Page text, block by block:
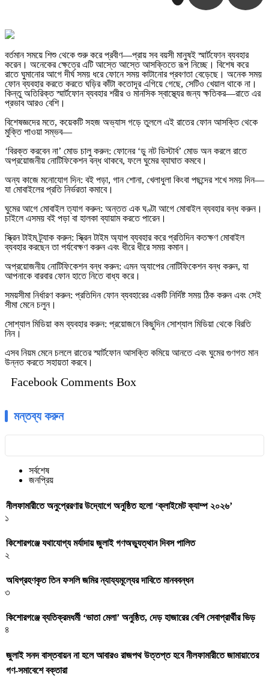
বর্তমান সময়ে শিশু থেকে শুরু করে প্রবীণ—প্রায় সব বয়সী মানুষই স্মার্টফোন ব্যবহার
করেন। অনেকের ক্ষেত্রে এটি আস্তে আস্তে আসক্তিতে রূপ নিচ্ছে। বিশেষ করে
রাতে ঘুমানোর আগে দীর্ঘ সময় ধরে ফোনে সময় কাটানোর প্রবণতা বেড়েছে। অনেক সময়
ফোন ব্যবহার করতে করতে ঘড়ির কাঁটা কতোদূর এগিয়ে গেছে, সেটিও খেয়াল থাকে না।
কিন্তু অতিরিক্ত স্মার্টফোন ব্যবহার শরীর ও মানসিক স্বাস্থ্যের জন্য ক্ষতিকর—রাতে এর
প্রভাব আরও বেশি।
বিশেষজ্ঞদের মতে, কয়েকটি সহজ অভ্যাস গড়ে তুললে এই রাতের ফোন আসক্তি থেকে
মুক্তি পাওয়া সম্ভব—
‘বিরক্ত করবেন না’ মোড চালু করুন: ফোনের ‘ডু নট ডিস্টার্ব’ মোড অন করলে রাতে
অপ্রয়োজনীয় নোটিফিকেশন বন্ধ থাকবে, ফলে ঘুমের ব্যাঘাত কমবে।
অন্য কাজে মনোযোগ দিন: বই পড়া, গান শোনা, খেলাধুলা কিংবা পছন্দের শখে সময় দিন—
যা মোবাইলের প্রতি নির্ভরতা কমাবে।
ঘুমের আগে মোবাইল ত্যাগ করুন: অন্তত এক ঘণ্টা আগে মোবাইল ব্যবহার বন্ধ করুন।
চাইলে এসময় বই পড়া বা হালকা ব্যায়াম করতে পারেন।
স্ক্রিন টাইম ট্র্যাক করুন: স্ক্রিন টাইম অ্যাপ ব্যবহার করে প্রতিদিন কতক্ষণ মোবাইল
ব্যবহার করছেন তা পর্যবেক্ষণ করুন এবং ধীরে ধীরে সময় কমান।
অপ্রয়োজনীয় নোটিফিকেশন বন্ধ করুন: এমন অ্যাপের নোটিফিকেশন বন্ধ করুন, যা
আপনাকে বারবার ফোন হাতে নিতে বাধ্য করে।
সময়সীমা নির্ধারণ করুন: প্রতিদিন ফোন ব্যবহারের একটি নির্দিষ্ট সময় ঠিক করুন এবং সেই
সীমা মেনে চলুন।
সোশ্যাল মিডিয়া কম ব্যবহার করুন: প্রয়োজনে কিছুদিন সোশ্যাল মিডিয়া থেকে বিরতি
নিন।
এসব নিয়ম মেনে চললে রাতের স্মার্টফোন আসক্তি কমিয়ে আনতে এবং ঘুমের গুণগত মান
উন্নত করতে সহায়তা করবে।
Facebook Comments Box
মন্তব্য করুন
সর্বশেষ
জনপ্রিয়
নীলফামারীতে অনুপ্রেরণার উদ্যোগে অনুষ্ঠিত হলো ‘ক্লাইমেট ক্যাম্প ২০২৬’
১
কিশোরগঞ্জে যথাযোগ্য মর্যাদায় জুলাই গণঅভ্যুত্থান দিবস পালিত
২
অধিগ্রহণকৃত তিন ফসলি জমির ন্যায্যমূল্যের দাবিতে মানববন্ধন
৩
কিশোরগঞ্জে ব্যতিক্রমধর্মী ‘ভাতা মেলা’ অনুষ্ঠিত, দেড় হাজারের বেশি সেবাপ্রার্থীর ভিড়
৪
জুলাই সনদ বাস্তবায়ন না হলে আবারও রাজপথ উত্তপ্ত হবে নীলফামারীতে জামায়াতের
গণ-সমাবেশে বক্তারা